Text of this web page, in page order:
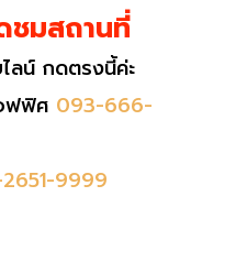
มสถานที่
ลน์ กดตรงนี้ค่ะ
ฟฟิศ 093-666-
9999